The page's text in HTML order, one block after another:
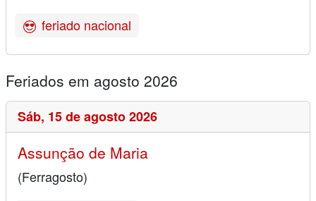
feriado nacional
Feriados em agosto 2026
Sáb, 15 de agosto 2026
Assunção de Maria
(Ferragosto)